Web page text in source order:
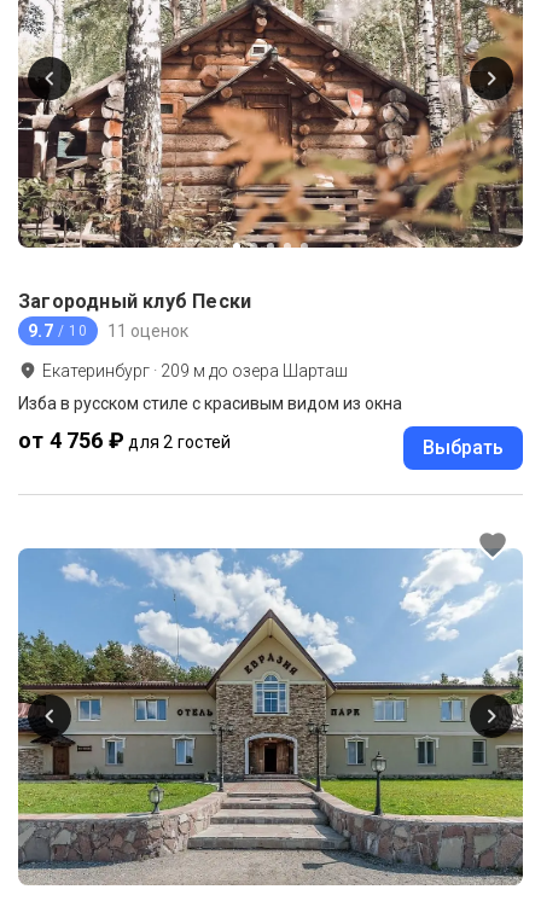
Загородный клуб Пески
9.7 / 10 11 оценок
Екатеринбург · 209 м до озера Шарташ
Изба в русском стиле с красивым видом из окна
от 4 756 ₽ для 2 гостей Выбрать